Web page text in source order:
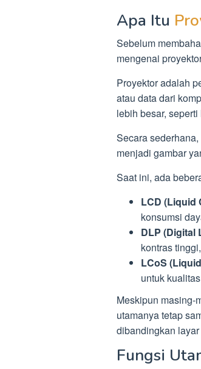
Apa Itu
Sebelum
mengenai
Proyektor adalah
atau data dari
lebih besar,
Secara
menjadi gambar
Saat ini, ada
LCD (Liquid
konsumsi
DLP (Digital
kontras
LCoS
untuk
Meskipun masing-
utamanya tetap
dibandingkan
Fungsi